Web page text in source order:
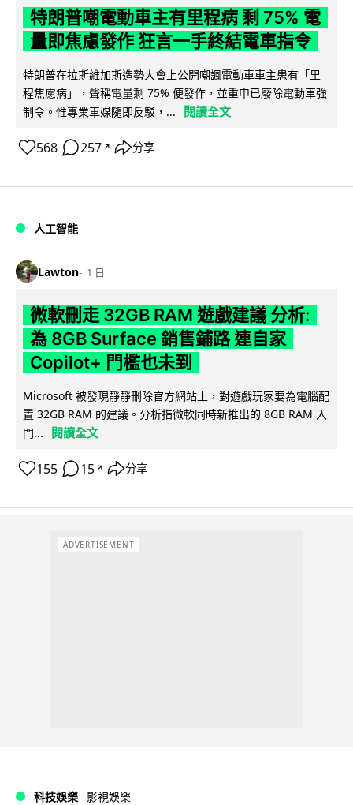
特朗普嘲電動車主有里程病 剩 75% 電
量即焦慮發作 狂言一手終結電車指令
特朗普在拉斯維加斯造勢大會上公開嘲諷電動車車主患有「里
程焦慮病」，聲稱電量剩 75% 便發作，並重申已廢除電動車強
制令。惟專業車媒隨即反駁，...
閱讀全文
568 257 ↗ 分享
人工智能
Lawton 1 日
微軟刪走 32GB RAM 遊戲建議 分析:
為 8GB Surface 銷售鋪路 連自家
Copilot+ 門檻也未到
Microsoft 被發現靜靜刪除官方網站上，對遊戲玩家要為電腦配
置 32GB RAM 的建議。分析指微軟同時新推出的 8GB RAM 入
門...
閱讀全文
155 15 ↗ 分享
ADVERTISEMENT
科技娛樂 影視娛樂